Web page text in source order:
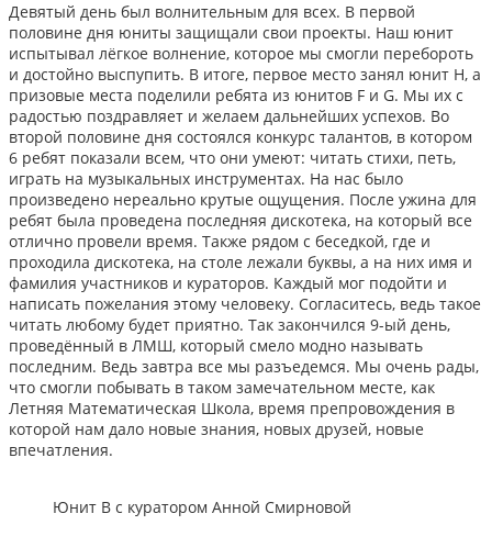
Девятый день был волнительным для всех. В первой
половине дня юниты защищали свои проекты. Наш юнит
испытывал лёгкое волнение, которое мы смогли перебороть
и достойно выспупить. В итоге, первое место занял юнит H, а
призовые места поделили ребята из юнитов F и G. Мы их с
радостью поздравляет и желаем дальнейших успехов. Во
второй половине дня состоялся конкурс талантов, в котором
6 ребят показали всем, что они умеют: читать стихи, петь,
играть на музыкальных инструментах. На нас было
произведено нереально крутые ощущения. После ужина для
ребят была проведена последняя дискотека, на который все
отлично провели время. Также рядом с беседкой, где и
проходила дискотека, на столе лежали буквы, а на них имя и
фамилия участников и кураторов. Каждый мог подойти и
написать пожелания этому человеку. Согласитесь, ведь такое
читать любому будет приятно. Так закончился 9-ый день,
проведённый в ЛМШ, который смело модно называть
последним. Ведь завтра все мы разъедемся. Мы очень рады,
что смогли побывать в таком замечательном месте, как
Летняя Математическая Школа, время препровождения в
которой нам дало новые знания, новых друзей, новые
впечатления.
Юнит В с куратором Анной Смирновой